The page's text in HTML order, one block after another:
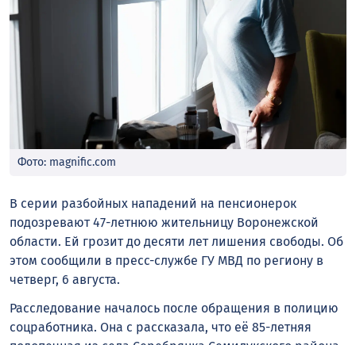
Фото: magnific.com
В серии разбойных нападений на пенсионерок
подозревают 47-летнюю жительницу Воронежской
области. Ей грозит до десяти лет лишения свободы. Об
этом сообщили в пресс-службе ГУ МВД по региону в
четверг, 6 августа.
Расследование началось после обращения в полицию
соцработника. Она с рассказала, что её 85-летняя